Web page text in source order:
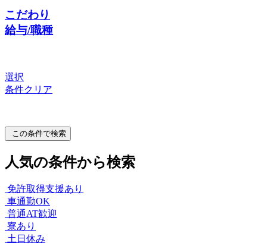
こだわり
給与/職種
選択
条件クリア
この条件で検索
人気の条件から検索
免許取得支援あり
車通勤OK
普通AT歓迎
寮あり
土日休み